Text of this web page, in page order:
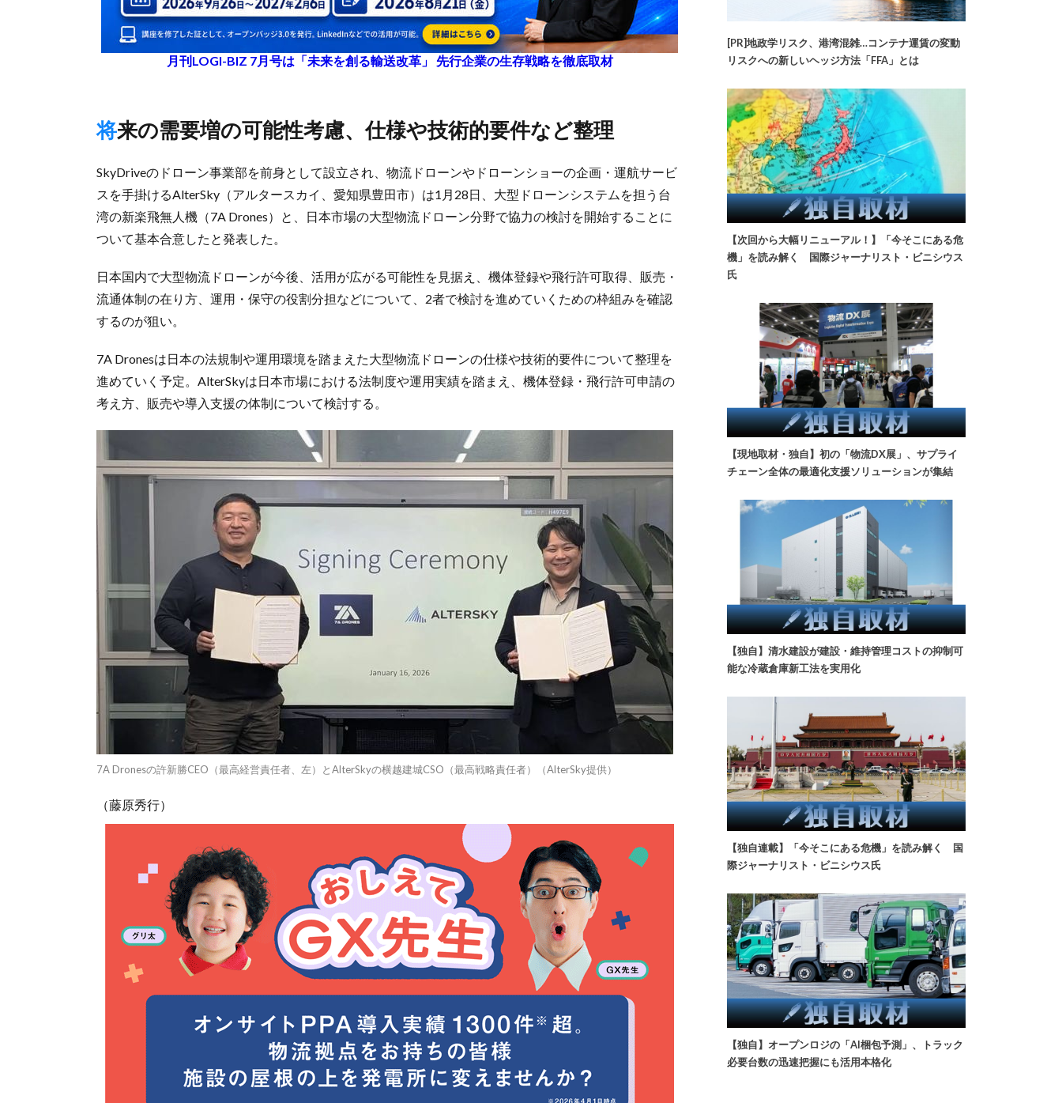
月刊LOGI-BIZ 7月号は「未来を創る輸送改革」 先行企業の生存戦略を徹底取材
将来の需要増の可能性考慮、仕様や技術的要件など整理
SkyDriveのドローン事業部を前身として設立され、物流ドローンやドローンショーの企画・運航サービ
スを手掛けるAlterSky（アルタースカイ、愛知県豊田市）は1月28日、大型ドローンシステムを担う台
湾の新楽飛無人機（7A Drones）と、日本市場の大型物流ドローン分野で協力の検討を開始することに
ついて基本合意したと発表した。
日本国内で大型物流ドローンが今後、活用が広がる可能性を見据え、機体登録や飛行許可取得、販売・
流通体制の在り方、運用・保守の役割分担などについて、2者で検討を進めていくための枠組みを確認
するのが狙い。
7A Dronesは日本の法規制や運用環境を踏まえた大型物流ドローンの仕様や技術的要件について整理を
進めていく予定。AlterSkyは日本市場における法制度や運用実績を踏まえ、機体登録・飛行許可申請の
考え方、販売や導入支援の体制について検討する。
7A Dronesの許新勝CEO（最高経営責任者、左）とAlterSkyの横越建城CSO（最高戦略責任者）（AlterSky提供）
（藤原秀行）
[PR]地政学リスク、港湾混雑…コンテナ運賃の変動
リスクへの新しいヘッジ方法「FFA」とは
【次回から大幅リニューアル！】「今そこにある危
機」を読み解く 国際ジャーナリスト・ビニシウス
氏
【現地取材・独自】初の「物流DX展」、サプライ
チェーン全体の最適化支援ソリューションが集結
【独自】清水建設が建設・維持管理コストの抑制可
能な冷蔵倉庫新工法を実用化
【独自連載】「今そこにある危機」を読み解く 国
際ジャーナリスト・ビニシウス氏
【独自】オープンロジの「AI梱包予測」、トラック
必要台数の迅速把握にも活用本格化